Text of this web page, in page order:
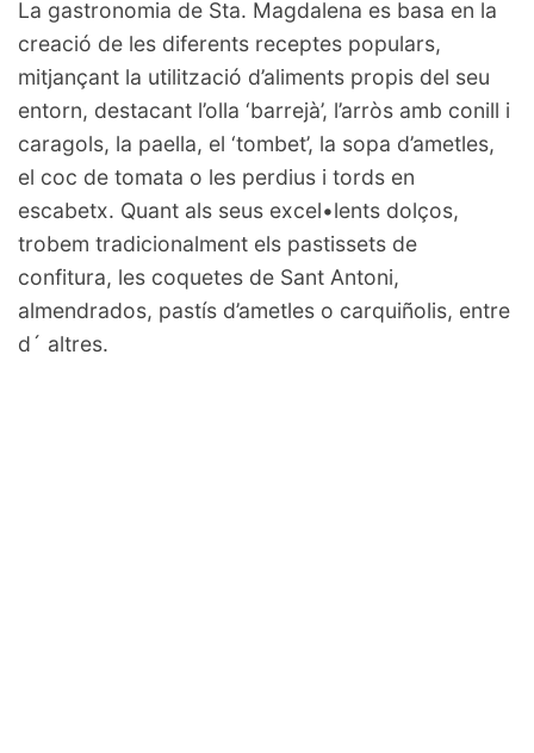
La gastronomia de Sta. Magdalena es basa en la
creació de les diferents receptes populars,
mitjançant la utilització d’aliments propis del seu
entorn, destacant l’olla ‘barrejà’, l’arròs amb conill i
caragols, la paella, el ‘tombet’, la sopa d’ametles,
el coc de tomata o les perdius i tords en
escabetx. Quant als seus excel•lents dolços,
trobem tradicionalment els pastissets de
confitura, les coquetes de Sant Antoni,
almendrados, pastís d’ametles o carquiñolis, entre
d´ altres.